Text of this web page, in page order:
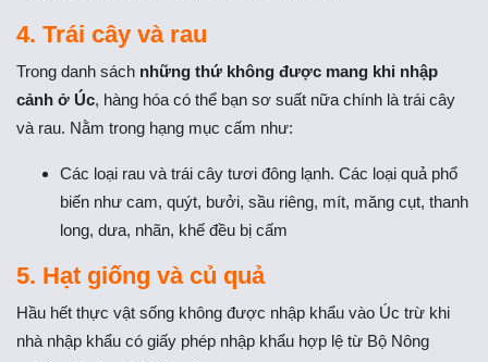
4. Trái cây và rau
Trong danh sách những thứ không được mang khi nhập
cảnh ở Úc, hàng hóa có thể bạn sơ suất nữa chính là trái cây
và rau. Nằm trong hạng mục cấm như:
Các loại rau và trái cây tươi đông lạnh. Các loại quả phổ
biến như cam, quýt, bưởi, sầu riêng, mít, măng cụt, thanh
long, dưa, nhãn, khế đều bị cấm
5. Hạt giống và củ quả
Hầu hết thực vật sống không được nhập khẩu vào Úc trừ khi
nhà nhập khẩu có giấy phép nhập khẩu hợp lệ từ Bộ Nông